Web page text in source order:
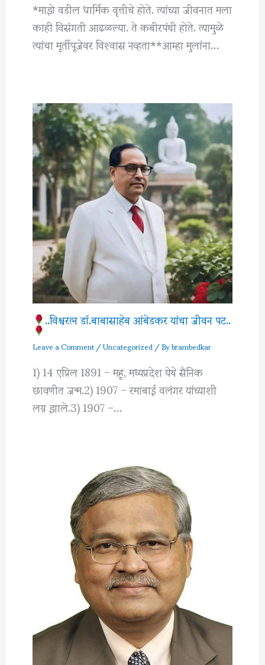
*माझे वडील धार्मिक वृत्तीचे होते. त्यांच्या जीवनात मला
काही विसंगती आढळल्या. ते कबीरपंथी होते. त्यामुळे
त्यांचा मूर्तीपूजेवर विश्‍वास नव्हता**आम्हा मुलांना…
..विश्वरत्‍न डॉ.बाबासाहेब आंबेडकर यांचा जीवन पट..
Leave a Comment/Uncategorized/ Bybrambedkar
1) 14 एप्रिल 1891 – महू, मध्यप्रदेश येथे सैनिक
छावणीत जन्म.2) 1907 – रमाबाई वलंगर यांच्याशी
लग्न झाले.3) 1907 –…